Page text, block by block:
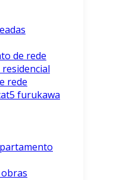
de rede
rede
furukawa